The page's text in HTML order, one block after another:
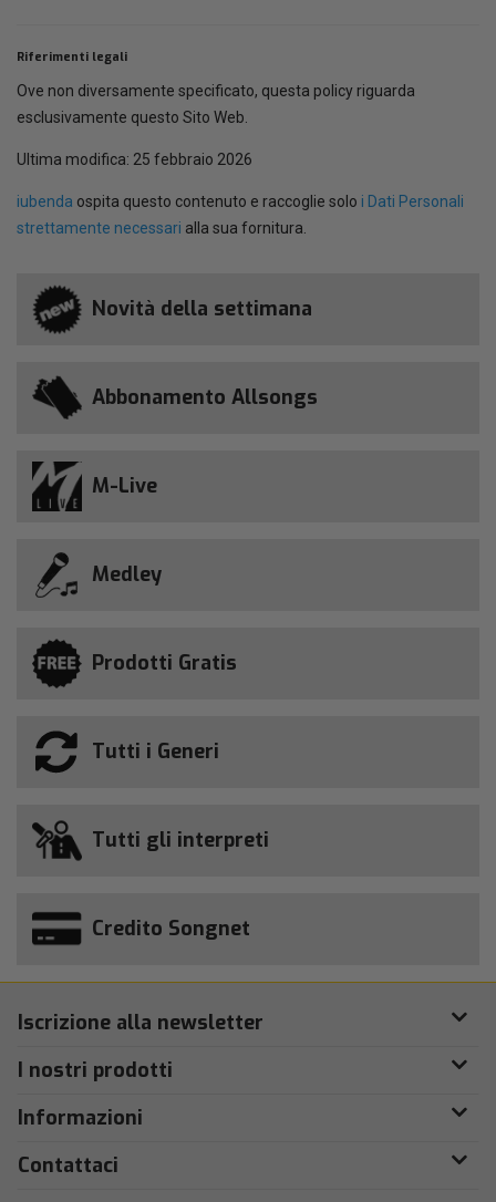
Riferimenti legali
Ove non diversamente specificato, questa policy riguarda
esclusivamente questo Sito Web.
Ultima modifica: 25 febbraio 2026
iubenda ospita questo contenuto e raccoglie solo i Dati Personali
strettamente necessari alla sua fornitura.
Novità della settimana
Abbonamento Allsongs
M-Live
Medley
Prodotti Gratis
Tutti i Generi
Tutti gli interpreti
Credito Songnet
Iscrizione alla newsletter
I nostri prodotti
Informazioni
Contattaci